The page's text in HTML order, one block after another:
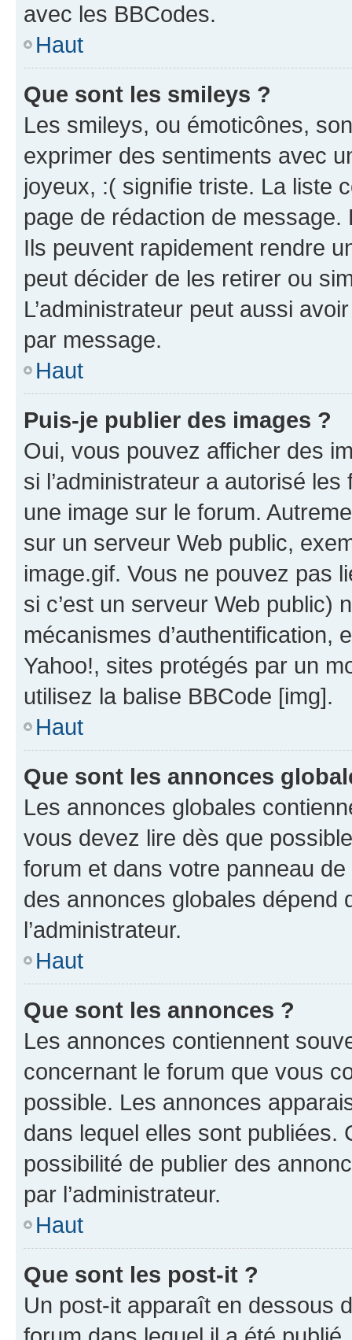
avec les BBCodes.
Haut
Que sont les smileys ?
Les smileys, ou émoticônes,
exprimer des sentiments avec
joyeux, :( signifie triste. La liste
page de rédaction de
Ils peuvent rapidement rendre
peut décider de les retirer ou
L’administrateur peut aussi
par message.
Haut
Puis-je publier des images ?
Oui, vous pouvez afficher des
si l’administrateur a autorisé
une image sur le forum.
sur un serveur Web public,
image.gif. Vous ne pouvez pas
si c’est un serveur Web public)
mécanismes d’authentification,
Yahoo!, sites protégés par un
utilisez la balise BBCode [img].
Haut
Que sont les annonces
Les annonces globales
vous devez lire dès que
forum et dans votre panneau
des annonces globales dépend
l’administrateur.
Haut
Que sont les annonces ?
Les annonces contiennent
concernant le forum que vous
possible. Les annonces
dans lequel elles sont publiées.
possibilité de publier des
par l’administrateur.
Haut
Que sont les post-it ?
Un post-it apparaît en dessous